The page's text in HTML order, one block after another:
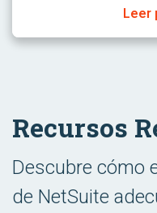
Leer
Recursos
Descubre cómo
de NetSuite